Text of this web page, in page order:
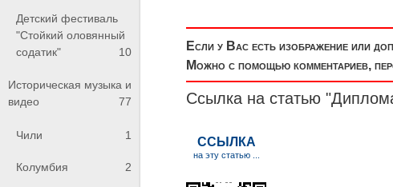
Детский фестиваль
"Стойкий оловянный
содатик"
10
Историческая музыка и
видео
77
Чили 1
Колумбия 2
Если у Вас есть изображение или
Можно с помощью комментариев,
Ссылка на статью